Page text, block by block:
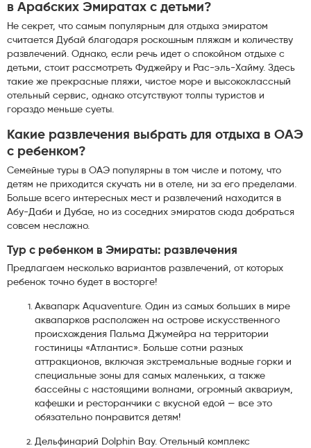
в Арабских Эмиратах с детьми?
Не секрет, что самым популярным для отдыха эмиратом
считается Дубай благодаря роскошным пляжам и количеству
развлечений. Однако, если речь идет о спокойном отдыхе с
детьми, стоит рассмотреть Фуджейру и Рас-эль-Хайму. Здесь
такие же прекрасные пляжи, чистое море и высококлассный
отельный сервис, однако отсутствуют толпы туристов и
гораздо меньше суеты.
Какие развлечения выбрать для отдыха в ОАЭ
с ребенком?
Семейные туры в ОАЭ популярны в том числе и потому, что
детям не приходится скучать ни в отеле, ни за его пределами.
Больше всего интересных мест и развлечений находится в
Абу-Даби и Дубае, но из соседних эмиратов сюда добраться
совсем несложно.
Тур с ребенком в Эмираты: развлечения
Предлагаем несколько вариантов развлечений, от которых
ребенок точно будет в восторге!
Аквапарк Aquaventure. Один из самых больших в мире
аквапарков расположен на острове искусственного
происхождения Пальма Джумейра на территории
гостиницы «Атлантис». Больше сотни разных
аттракционов, включая экстремальные водные горки и
специальные зоны для самых маленьких, а также
бассейны с настоящими волнами, огромный аквариум,
кафешки и ресторанчики с вкусной едой — все это
обязательно понравится детям!
Дельфинарий Dolphin Bay. Отельный комплекс